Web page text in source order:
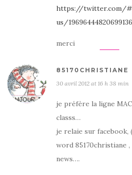
https://twitter.com/
us/
merci
85170CHRISTIANE
30 avril 2012 at 16 h 38 min
je préfère la ligne
classs…
je relaie sur facebook,
word 85170christiane ,
news….